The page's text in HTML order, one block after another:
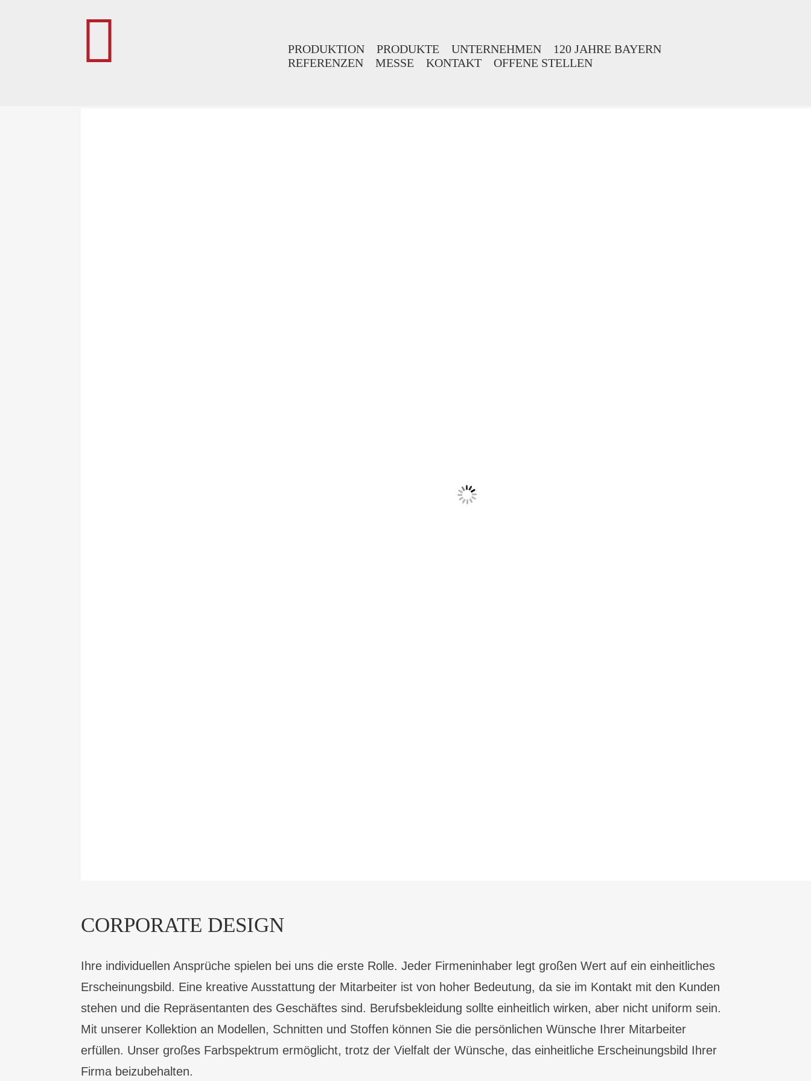
PRODUKTION PRODUKTE UNTERNEHMEN
120 JAHRE BAYERN
REFERENZEN
MESSE KONTAKT OFFENE STELLEN
CORPORATE DESIGN
Ihre individuellen Ansprüche spielen bei uns die erste Rolle. Jeder Firmeninhaber legt großen Wert auf ein einheitliches
Erscheinungsbild. Eine kreative Ausstattung der Mitarbeiter ist von hoher Bedeutung, da sie im Kontakt mit den Kunden
stehen und die Repräsentanten des Geschäftes sind. Berufsbekleidung sollte einheitlich wirken, aber nicht uniform sein.
Mit unserer Kollektion an Modellen, Schnitten und Stoffen können Sie die persönlichen Wünsche Ihrer Mitarbeiter
erfüllen. Unser großes Farbspektrum ermöglicht, trotz der Vielfalt der Wünsche, das einheitliche Erscheinungsbild Ihrer
Firma beizubehalten.